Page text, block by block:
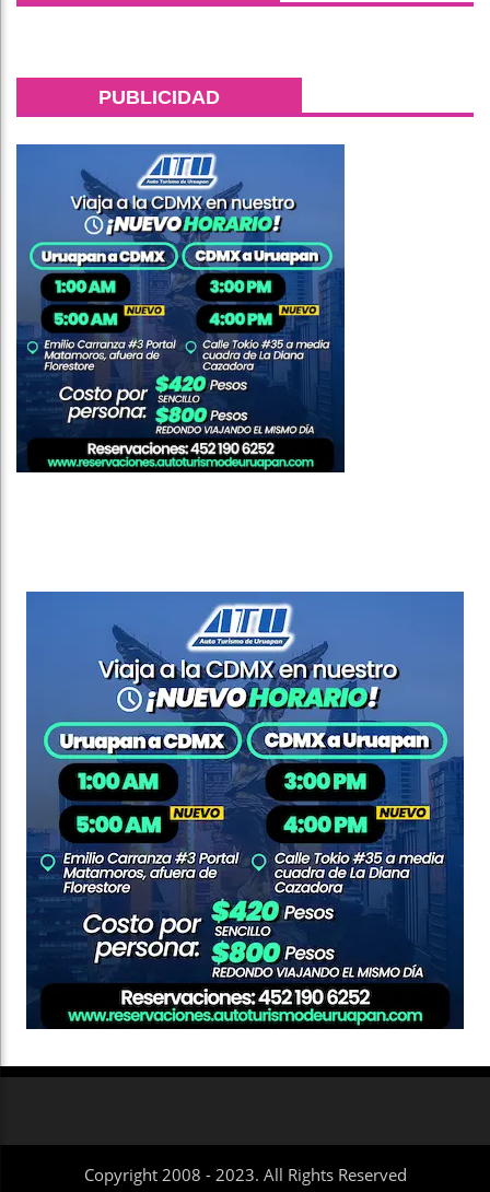
PUBLICIDAD
Copyright 2008 - 2023. All Rights Reserved